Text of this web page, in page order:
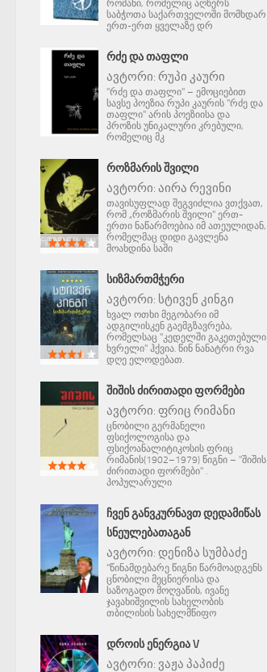
რომანი, რომელიც აღწერს
საბჭოთა საქართველოში მომხდარ
ერთ-ერთ ყველაზე დრ
ᲠᲫᲔ ᲓᲐ ᲗᲐᲤᲚᲘ
ავტორი: რუპი კაური
"რძე და თაფლი" – ემოციებით
სავსე პოეზია რუპი კაურის "რძე და
თაფლი" არის პოეზიისა და
პროზის უნიკალური კრებული,
რომელიც მკ
ᲠᲝᲖᲛᲐᲠᲘᲡ ᲨᲕᲘᲚᲘ
ავტორი: აირა რევინი
თავისუფლად შეგვიძლია ვთქვათ,
რომ „როზმარის შვილი" ერთ-
ერთი ნაწარმოებია იმ ათეულიდან,
რომელმაც დიდი გავლენა
მოახდინა საში
ᲡᲘᲖᲛᲐᲠᲗᲛᲭᲔᲠᲘ
ავტორი: სტივენ კინგი
ხვალ ოთხი მეგობარი იმ
ადგილისკენ გაემგზავრება,
რომელსაც "კედელში გაკეთებული
ხვრელი" ჰქვია. წინ ნანატრი რვა
დღე ელოდებათ.
ᲨᲘᲨᲘᲡ ᲫᲘᲠᲘᲗᲐᲓᲘ ᲤᲝᲠᲛᲔᲑᲘ
ავტორი: ფრიც რიმანი
ცნობილი გერმანელი
ფსიქოლოგისა და
ფსიქოანალიტიკოსის ფრიც
რიმანის(1902–1979) წიგნი – "შიშის
ძირითადი ფორმები" .
პოპულარული
ᲩᲕᲔᲜ ᲒᲐᲜᲕᲙᲣᲠᲜᲐᲕᲗ ᲓᲔᲓᲐᲛᲘᲬᲐᲡ
ᲡᲜᲔᲣᲚᲔᲑᲐᲗᲐᲒᲐᲜ
ავტორი: დენიზა სუმბაძე
"წინამდებარე წიგნი წარმოადგენს
ცნობილი მეცნიერისა და
საზოგადო მოღვაწის, ივანე
ჯავახიშვილის სახელობის
თბილისის სახელმწიფო
ᲓᲠᲝᲘᲡ ᲔᲜᲔᲠᲒᲘᲐ V
ავტორი: ვაჟა პაპიძე